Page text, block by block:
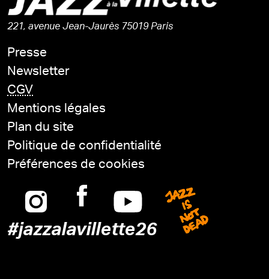
221, avenue Jean-Jaurès 75019 Paris
Presse
Newsletter
CGV
Mentions légales
Plan du site
Politique de confidentialité
Préférences de cookies
Instagram
FacebookYoutube
#jazzalavillette26
Jazz is